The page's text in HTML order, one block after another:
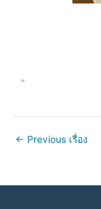
"
← Previous เรื่อง